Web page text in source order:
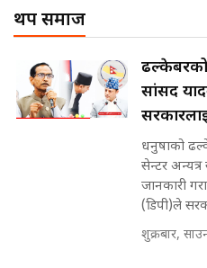
on the
सहकारी
मन्त्री
घुसको
थप समाज
ढल्केबरको
सांसद
धनुषाको
सेन्टर
जानकारी
(डिपी)ले
शुक्रबार,